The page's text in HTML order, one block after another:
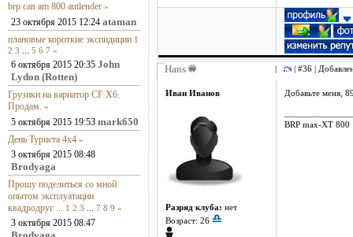
brp can am 800 autlender »
23 октября 2015 12:24 ataman
плановые короткие экспидиции 1
2 3 5 6 7 »
6 октября 2015 20:35 John
Lydon (Rotten)
Грузики на вариатор CF X6.
Продам. »
5 октября 2015 19:53 mark650
День Туриста 4х4 »
3 октября 2015 08:48
Brodyaga
Прошу поделиться со мной
опытом эксплуатации
квадродруг ... 1 2 3 7 8 9 »
3 октября 2015 08:47
Hans | #36 |
Иван Иванов
Разряд клуба: нет
Возраст: 26
Добавьте меня,
BRP max-XT 800